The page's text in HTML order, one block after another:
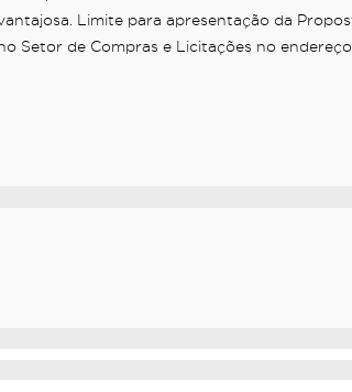
Limite para apresentação da
Setor de Compras e Licitações no endereço